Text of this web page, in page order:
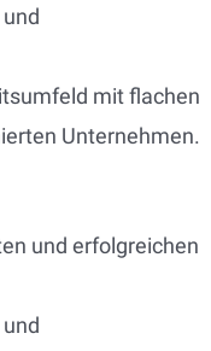
mit flachen
Unternehmen.
und erfolgreichen